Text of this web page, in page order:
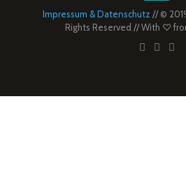
Impressum & Datenschutz // ©
Rights Reserved // With ♡